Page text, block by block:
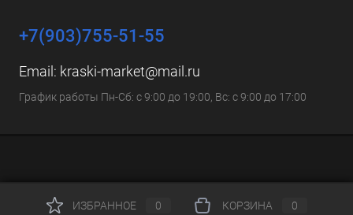
+7(903)755-51-55
Email: kraski-market@mail.ru
График работы Пн-Сб: с 9:00 до 19:00, Вс: с 9:00 до 17:00
ИЗБРАННОЕ 0 КОРЗИНА 0